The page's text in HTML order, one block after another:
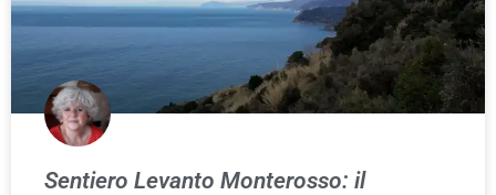
Sentiero Levanto Monterosso: il